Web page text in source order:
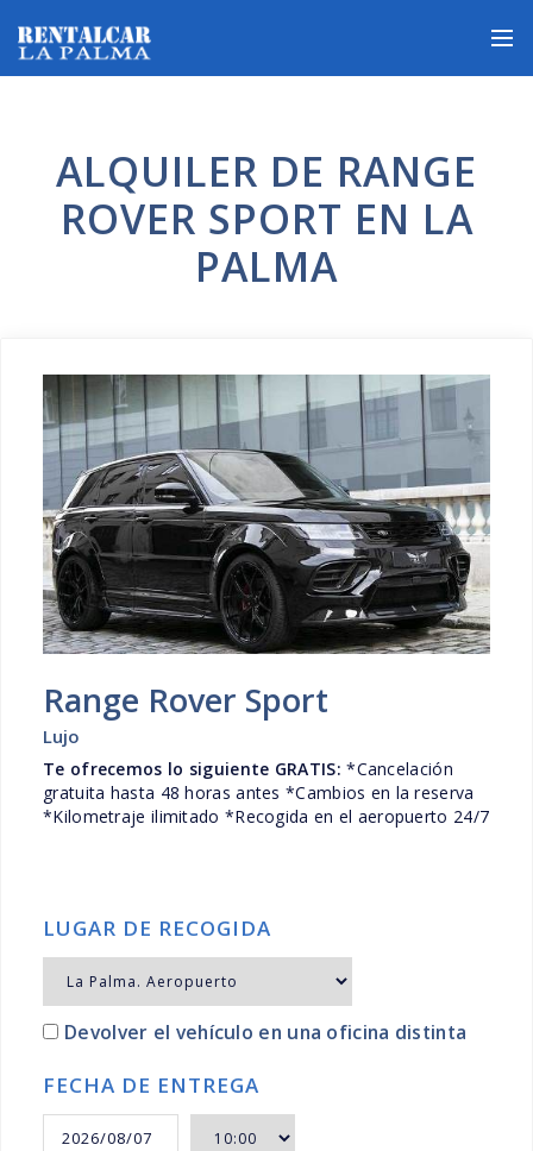
ALQUILER DE RANGE
ROVER SPORT EN LA
PALMA
Range Rover Sport
Lujo
Te ofrecemos lo siguiente GRATIS: *Cancelación
gratuita hasta 48 horas antes *Cambios en la reserva
*Kilometraje ilimitado *Recogida en el aeropuerto 24/7
LUGAR DE RECOGIDA
Devolver el vehículo en una oficina distinta
FECHA DE ENTREGA